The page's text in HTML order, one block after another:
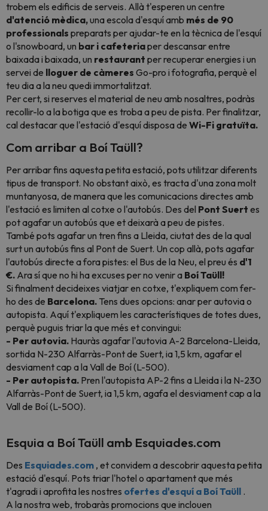
trobem els edificis de serveis. Allà t'esperen un centre
d'atenció mèdica,una escola d'esquí amb més de 90
professionals preparats per ajudar-te en la tècnica de l'esquí
o l'snowboard, un bar i cafeteriaper descansar entre
baixada i baixada, un restaurant per recuperar energies i un
servei de lloguer de càmeres Go-pro i fotografia, perquè el
teu dia a la neu quedi immortalitzat.
Per cert, si reserves el material de neu amb nosaltres, podràs
recollir-lo a la botiga que es troba a peu de pista. Per finalitzar,
cal destacar que l'estació d'esquí disposa de Wi-Fi gratuïta.
Com arribar a Boí Taüll?
Per arribar fins aquesta petita estació, pots utilitzar diferents
tipus de transport. No obstant això, es tracta d'una zona molt
muntanyosa, de manera que les comunicacions directes amb
l'estació es limiten al cotxe o l'autobús. Des del Pont Suert es
pot agafar un autobús que et deixarà a peu de pistes.
També pots agafar un tren fins a Lleida, ciutat des de la qual
surt un autobús fins al Pont de Suert. Un cop allà, pots agafar
l'autobús directe a fora pistes: el Bus de la Neu, el preu és d'1
€. Ara sí que no hi ha excuses per no venir a Boí Taüll!
Si finalment decideixes viatjar en cotxe, t'expliquem com fer-
ho des de Barcelona. Tens dues opcions: anar per autovia o
autopista. Aquí t'expliquem les característiques de totes dues,
perquè puguis triar la que més et convingui:
- Per autovia. Hauràs agafar l'autovia A-2 Barcelona-Lleida,
sortida N-230 Alfarràs-Pont de Suert, ia 1,5 km, agafar el
desviament cap a la Vall de Boí (L-500).
- Per autopista. Pren l'autopista AP-2 fins a Lleida i la N-230
Alfarràs-Pont de Suert, ia 1,5 km, agafa el desviament cap a la
Vall de Boí (L-500).
Esquia a Boí Taüll amb Esquiades.com
Des Esquiades.com , et convidem a descobrir aquesta petita
estació d'esquí. Pots triar l'hotel o apartament que més
t'agradi i aprofita les nostres ofertes d'esquí a Boí Taüll .
A la nostra web, trobaràs promocions que inclouen